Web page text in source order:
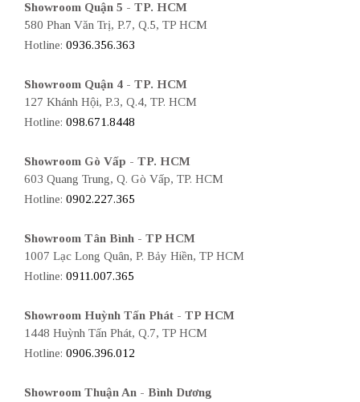
Showroom Quận 5 - TP. HCM
580 Phan Văn Trị, P.7, Q.5, TP HCM
Hotline: 0936.356.363
Showroom Quận 4 - TP. HCM
127 Khánh Hội, P.3, Q.4, TP. HCM
Hotline: 098.671.8448
Showroom Gò Vấp - TP. HCM
603 Quang Trung, Q. Gò Vấp, TP. HCM
Hotline: 0902.227.365
Showroom Tân Bình - TP HCM
1007 Lạc Long Quân, P. Bảy Hiền, TP HCM
Hotline: 0911.007.365
Showroom Huỳnh Tấn Phát - TP HCM
1448 Huỳnh Tấn Phát, Q.7, TP HCM
Hotline: 0906.396.012
Showroom Thuận An - Bình Dương